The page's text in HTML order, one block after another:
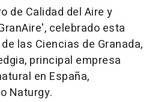
de Calidad del Aire y
celebrado esta
las Ciencias de Granada,
principal empresa
en España,
Naturgy.